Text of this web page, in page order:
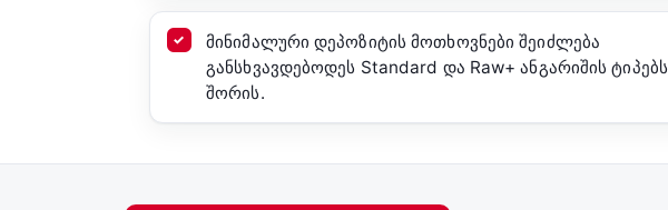
მინიმალური დეპოზიტის მოთხოვნები შეიძლება
განსხვავდებოდეს Standard და Raw+ ანგარიშის ტიპებს
შორის.